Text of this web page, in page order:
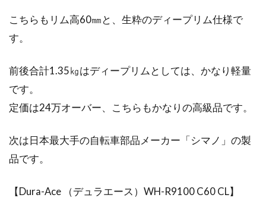
こちらもリム高60㎜と、生粋のディープリム仕様で
す。
前後合計1.35㎏はディープリムとしては、かなり軽量
です。
定価は24万オーバー、こちらもかなりの高級品です。
次は日本最大手の自転車部品メーカー「シマノ」の製
品です。
【Dura-Ace （デュラエース）WH-R9100 C60 CL】